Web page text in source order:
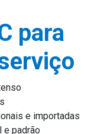
para
e importadas
e padrão